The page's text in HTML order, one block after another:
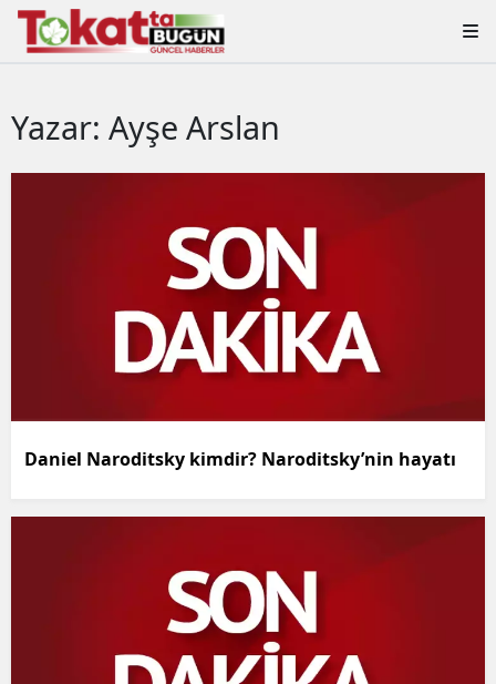
Yazar: Ayşe Arslan
Daniel Naroditsky kimdir? Naroditsky’nin hayatı